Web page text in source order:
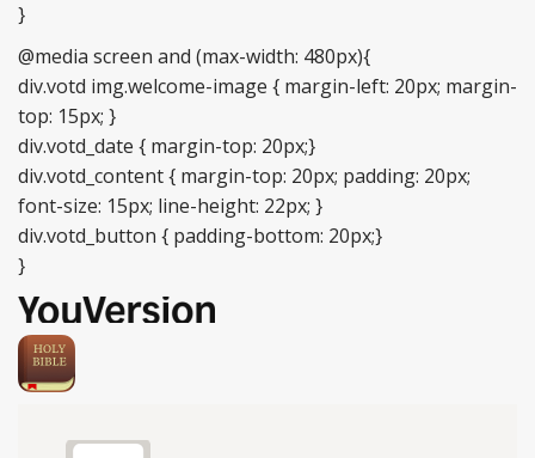
}
@media screen and (max-width: 480px){
div.votd img.welcome-image { margin-left: 20px; margin-
top: 15px; }
div.votd_date { margin-top: 20px;}
div.votd_content { margin-top: 20px; padding: 20px;
font-size: 15px; line-height: 22px; }
div.votd_button { padding-bottom: 20px;}
}